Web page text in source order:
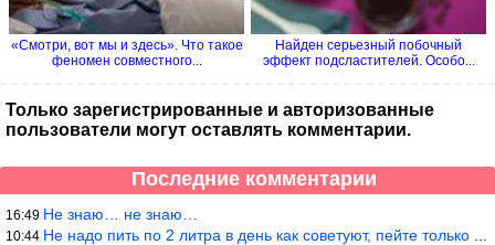
«Смотри, вот мы и здесь». Что такое
феномен совместного...
Найден серьезный побочный
эффект подсластителей. Особо...
Только зарегистрированные и авторизованные
пользователи могут оставлять комментарии.
Последние комментарии
16:49 Не знаю… не знаю…
10:44 Не надо пить по 2 литра в день как советуют, пейте только когда